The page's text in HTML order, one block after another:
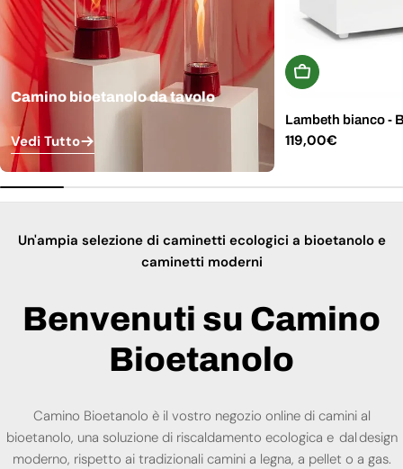
Camino bioetanolo da tavolo
Vedi Tutto
Aggiungi Al
Lambeth bianco -
Prezzo
119,00€
Un'ampia selezione di caminetti ecologici a bioetanolo e
caminetti moderni
Benvenuti su Camino
Bioetanolo
Camino Bioetanolo è il vostro negozio online di camini al
bioetanolo, una soluzione di riscaldamento ecologica e dal design
moderno, rispetto ai tradizionali camini a legna, a pellet o a gas.